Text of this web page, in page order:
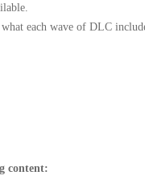
each wave of DLC
content: